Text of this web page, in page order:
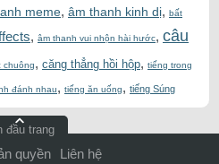
meme, âm thanh kinh dị, bất
, âm thanh vui nhộn hài hước, câu
chuông, căng thẳng hồi hộp, tiếng trong
đánh nhau, tiếng ăn uống, tiếng Súng
đầu trang
quyền Liên hệ